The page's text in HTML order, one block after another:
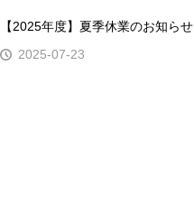
【2025年度】夏季休業のお知らせ
2025-07-23